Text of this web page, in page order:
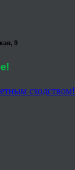
9
сходством!